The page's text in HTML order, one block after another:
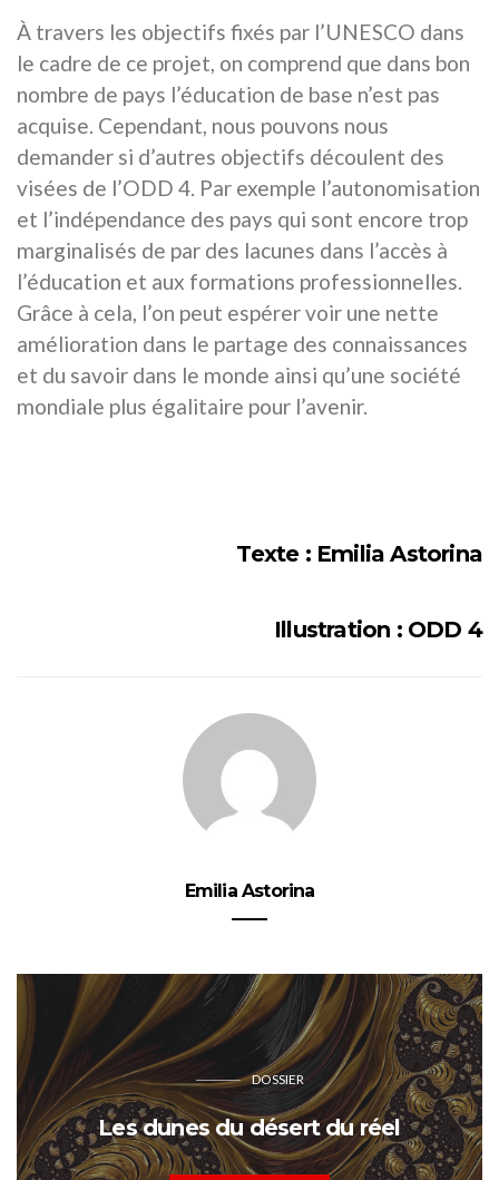
À travers les objectifs fixés par l’UNESCO dans
le cadre de ce projet, on comprend que dans bon
nombre de pays l’éducation de base n’est pas
acquise. Cependant, nous pouvons nous
demander si d’autres objectifs découlent des
visées de l’ODD 4. Par exemple l’autonomisation
et l’indépendance des pays qui sont encore trop
marginalisés de par des lacunes dans l’accès à
l’éducation et aux formations professionnelles.
Grâce à cela, l’on peut espérer voir une nette
amélioration dans le partage des connaissances
et du savoir dans le monde ainsi qu’une société
mondiale plus égalitaire pour l’avenir.
Texte : Emilia Astorina
Illustration : ODD 4
Emilia Astorina
DOSSIER
Les dunes du désert du réel